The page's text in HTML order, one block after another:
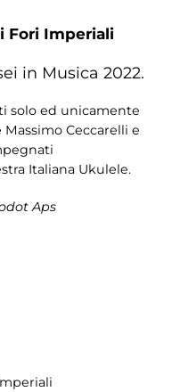
Fori Imperiali
in Musica 2022.
solo ed unicamente
Ceccarelli e
Italiana Ukulele.
Aps